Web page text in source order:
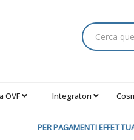
OVF Integratori
PER PAGAMENTI